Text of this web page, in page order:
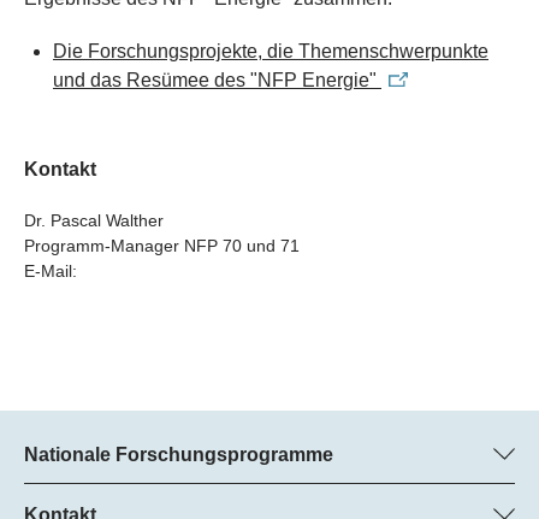
Die Forschungsprojekte, die Themenschwerpunkte
und das Resümee des "NFP Energie"
Kontakt
Dr. Pascal Walther
Programm-Manager NFP 70 und 71
E-Mail:
Nationale Forschungsprogramme
Hier finden Sie Informationen zu allen Nationalen
Forschungsprogrammen (NFP):